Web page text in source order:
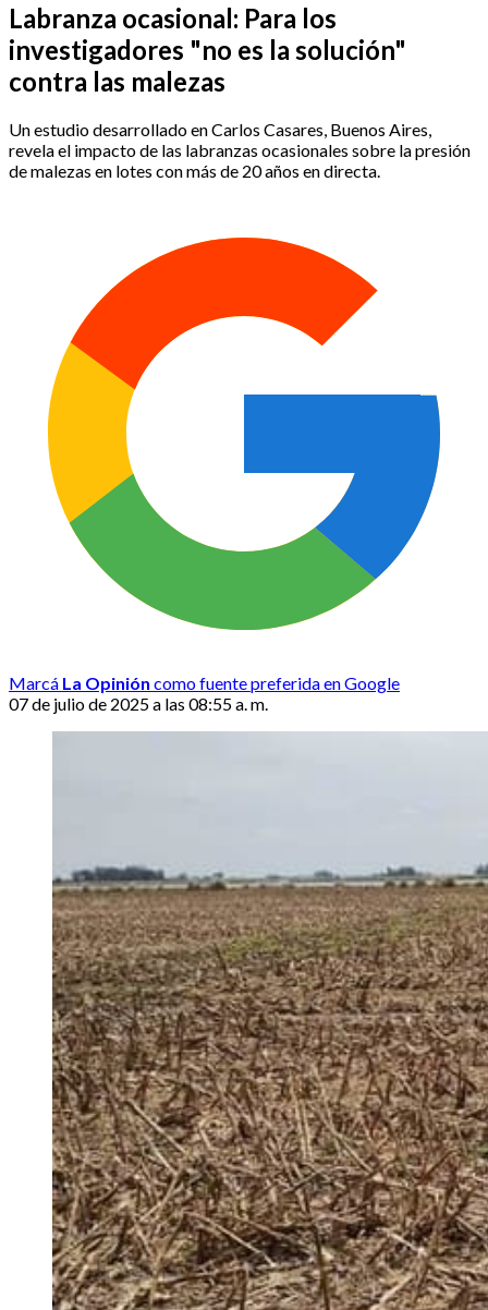
Labranza ocasional: Para los
investigadores "no es la solución"
contra las malezas
Un estudio desarrollado en Carlos Casares, Buenos Aires,
revela el impacto de las labranzas ocasionales sobre la presión
de malezas en lotes con más de 20 años en directa.
Marcá La Opinión como fuente preferida en Google
07 de julio de 2025 a las 08:55 a. m.